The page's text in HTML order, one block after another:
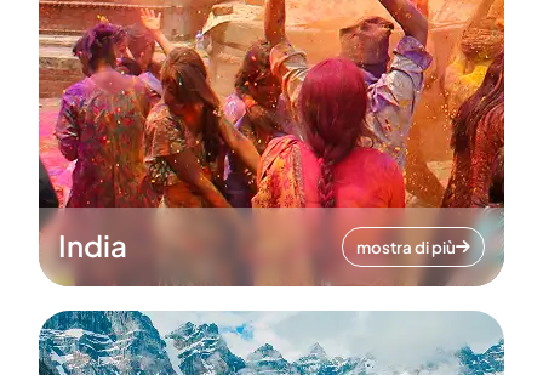
India mostra di più